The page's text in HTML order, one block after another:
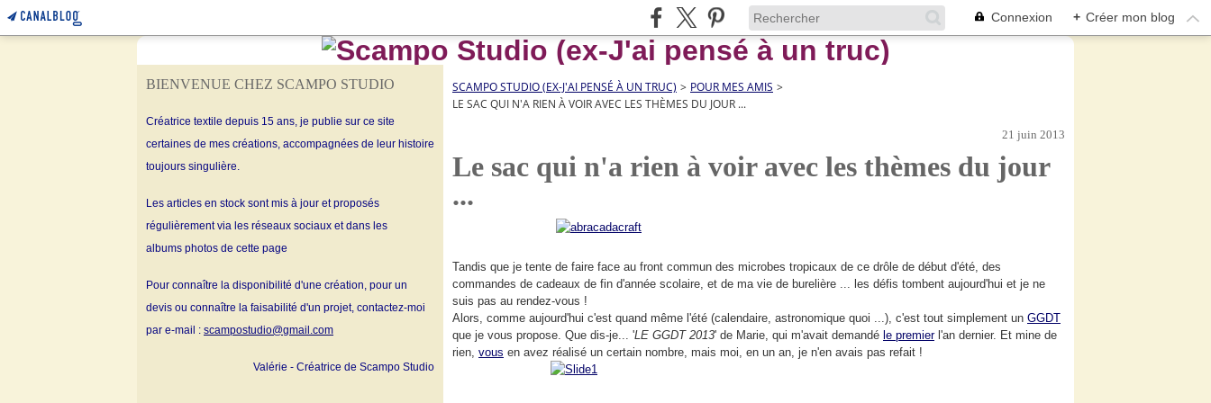
Connexion + Créer mon blog
BIENVENUE CHEZ SCAMPO STUDIO
Créatrice textile depuis 15 ans, je publie sur ce site
certaines de mes créations, accompagnées de leur histoire
toujours singulière.
Les articles en stock sont mis à jour et proposés
régulièrement via les réseaux sociaux et dans les
albums photos de cette page
Pour connaître la disponibilité d'une création, pour un
devis ou connaître la faisabilité d'un projet, contactez-moi
par e-mail : scampostudio@gmail.com
Valérie - Créatrice de Scampo Studio
SCAMPO STUDIO (EX-J'AI PENSÉ À UN TRUC) > POUR MES AMIS >
LE SAC QUI N'A RIEN À VOIR AVEC LES THÈMES DU JOUR ...
21 juin 2013
Le sac qui n'a rien à voir avec les thèmes du jour
...
Tandis que je tente de faire face au front commun des microbes tropicaux de ce drôle de début d'été, des
commandes de cadeaux de fin d'année scolaire, et de ma vie de burelière ... les défis tombent aujourd'hui et je ne
suis pas au rendez-vous !
Alors, comme aujourd'hui c'est quand même l'été (calendaire, astronomique quoi ...), c'est tout simplement un GGDT
que je vous propose. Que dis-je... 'LE GGDT 2013' de Marie, qui m'avait demandé le premierl'an dernier. Et mine de
rien, vous en avez réalisé un certain nombre, mais moi, en un an, je n'en avais pas refait !